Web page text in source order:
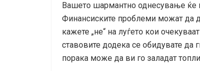
Вашето шармантно однесување ќе
Финансиските проблеми можат да
кажете „не“ на луѓето кои
ставовите додека се обидувате да
порака може да ви го заладат